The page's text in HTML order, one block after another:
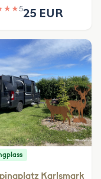
★ ★525 EUR
Karlsmark